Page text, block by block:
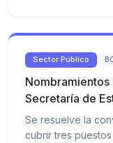
Sector Público
Secretaría de
Se resuelve la
cubrir tres